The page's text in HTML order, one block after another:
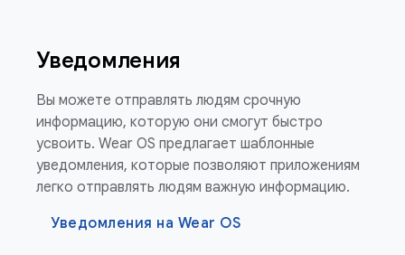
Уведомления
Вы можете отправлять людям срочную
информацию, которую они смогут быстро
усвоить. Wear OS предлагает шаблонные
уведомления, которые позволяют приложениям
легко отправлять людям важную информацию.
Уведомления на Wear OS